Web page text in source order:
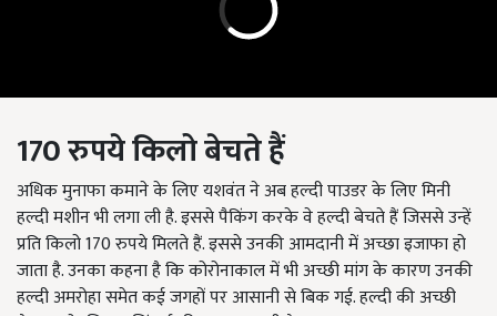
170रुपयेकिलोबेचतेहैं
अधिक मुनाफा कमाने के लिए यशवंत ने अब हल्दी पाउडर के लिए मिनी
हल्दी मशीन भी लगा ली है. इससे पैकिंग करके वे हल्दी बेचते हैं जिससे उन्हें
प्रति किलो 170 रुपये मिलते हैं. इससे उनकी आमदानी में अच्छा इजाफा हो
जाता है. उनका कहना है कि कोरोनाकाल में भी अच्छी मांग के कारण उनकी
हल्दी अमरोहा समेत कई जगहों पर आसानी से बिक गई. हल्दी की अच्छी